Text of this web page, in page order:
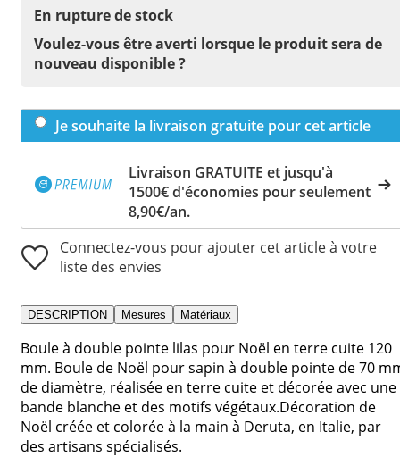
En rupture de stock
Voulez-vous être averti lorsque le produit sera de
nouveau disponible ?
Je souhaite la livraison gratuite pour cet article
Livraison GRATUITE et jusqu'à
1500€ d'économies pour seulement
8,90€/an.
Connectez-vous pour ajouter cet article à votre
liste des envies
DESCRIPTION Mesures Matériaux
Boule à double pointe lilas pour Noël en terre cuite 120
mm. Boule de Noël pour sapin à double pointe de 70
de diamètre, réalisée en terre cuite et décorée avec une
bande blanche et des motifs végétaux.Décoration de
Noël créée et colorée à la main à Deruta, en Italie, par
des artisans spécialisés.